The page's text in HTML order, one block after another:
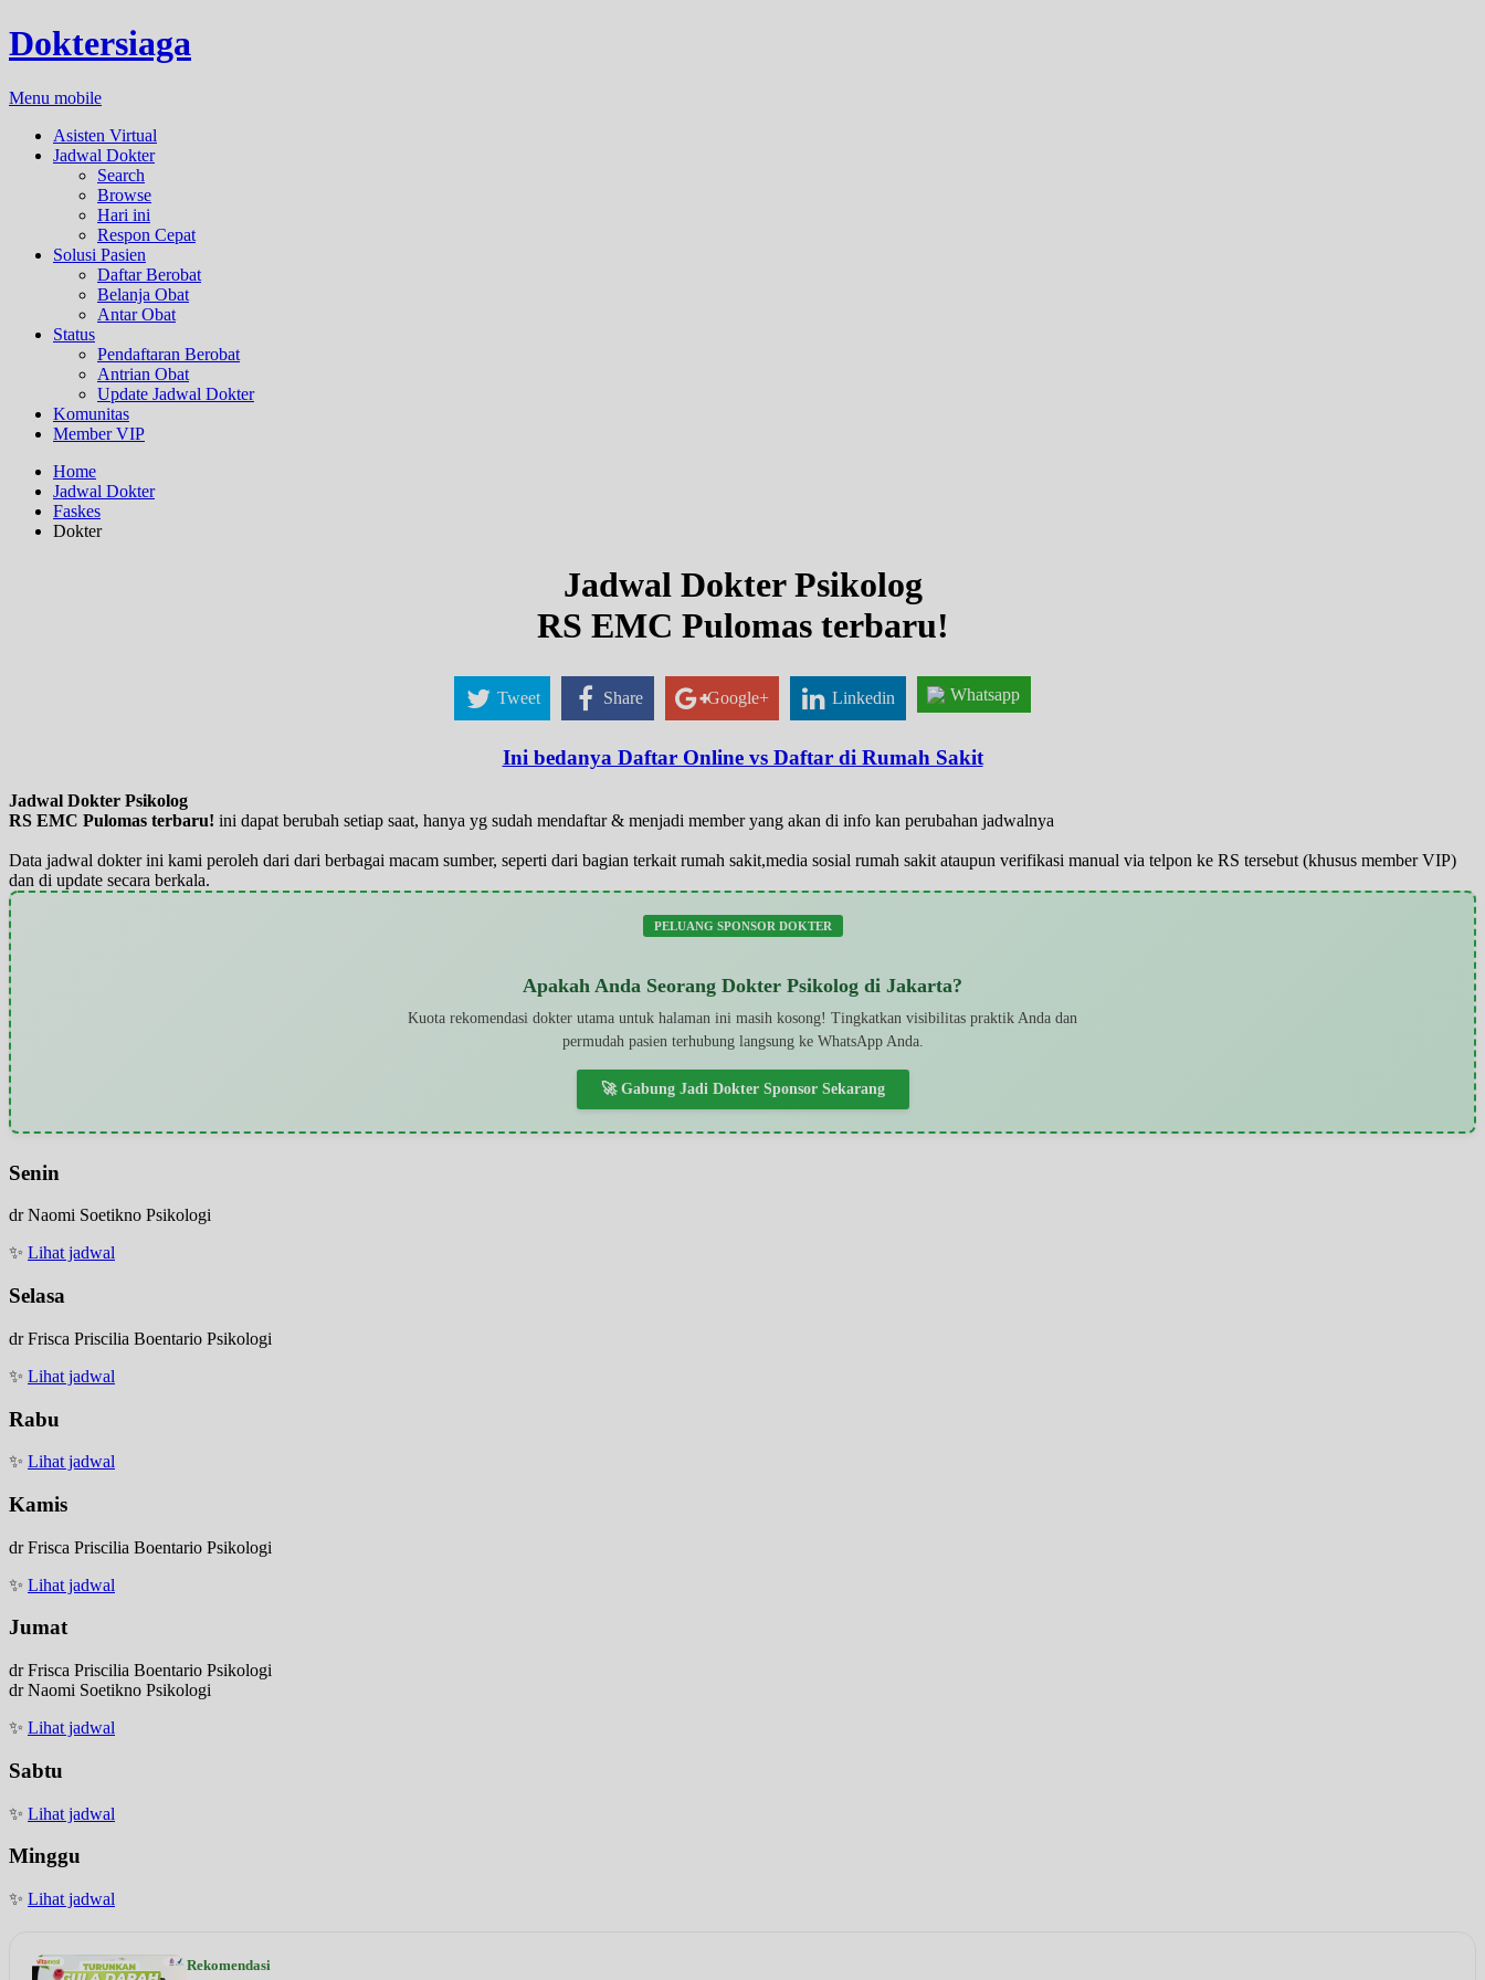
Doktersiaga
Menu mobile
Asisten Virtual
Jadwal Dokter
Search
Browse
Hari ini
Respon Cepat
Solusi Pasien
Daftar Berobat
Belanja Obat
Antar Obat
Status
Pendaftaran Berobat
Antrian Obat
Update Jadwal Dokter
Komunitas
Member VIP
Home
Jadwal Dokter
Faskes
Dokter
Jadwal Dokter Psikolog
RS EMC Pulomas terbaru!
Tweet Share Google+ Linkedin Whatsapp
Ini bedanya Daftar Online vs Daftar di Rumah Sakit
Jadwal Dokter Psikolog
RS EMC Pulomas terbaru! ini dapat berubah setiap saat, hanya yg sudah mendaftar & menjadi member yang akan di info kan perubahan jadwalnya
Data jadwal dokter ini kami peroleh dari dari berbagai macam sumber, seperti dari bagian terkait rumah sakit,media sosial rumah sakit ataupun verifikasi manual via telpon ke RS tersebut (khusus member VIP)
dan di update secara berkala.
PELUANG SPONSOR DOKTER
Apakah Anda Seorang Dokter Psikolog di Jakarta?
Kuota rekomendasi dokter utama untuk halaman ini masih kosong! Tingkatkan visibilitas praktik Anda dan
permudah pasien terhubung langsung ke WhatsApp Anda.
🚀 Gabung Jadi Dokter Sponsor Sekarang
Senin
dr Naomi Soetikno Psikologi
✨ Lihat jadwal
Selasa
dr Frisca Priscilia Boentario Psikologi
✨ Lihat jadwal
Rabu
✨ Lihat jadwal
Kamis
dr Frisca Priscilia Boentario Psikologi
✨ Lihat jadwal
Jumat
dr Frisca Priscilia Boentario Psikologi
dr Naomi Soetikno Psikologi
✨ Lihat jadwal
Sabtu
✨ Lihat jadwal
Minggu
✨ Lihat jadwal
Rekomendasi